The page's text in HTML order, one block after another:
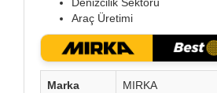
Araç Üretimi
Marka MIRKA